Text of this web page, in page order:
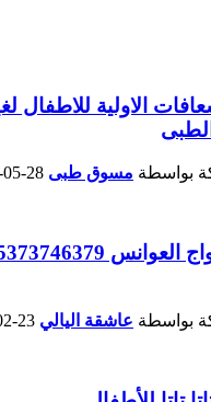
الاولية للاطفال
بواسطة مسوق طبى
بواسطة عاشقة اليالي